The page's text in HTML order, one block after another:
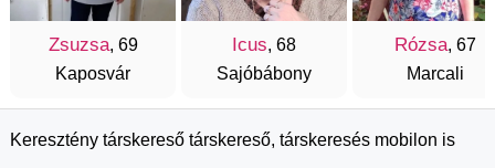
Zsuzsa, 69
Kaposvár
Icus, 68
Sajóbábony
Rózsa, 67
Marcali
Keresztény társkereső társkereső, társkeresés mobilon is